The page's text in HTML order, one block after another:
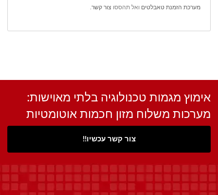
מערכת הזמנת טאבלטים ואל תהססו צור קשר
אימוץ מגמות טכנולוגיה בלתי מאוישות:
מערכות משלוח מזון חכמות אוטומטיות
צור קשר עכשיו!!